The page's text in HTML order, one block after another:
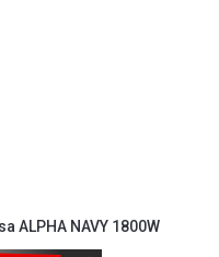
ALPHA NAVY 1800W